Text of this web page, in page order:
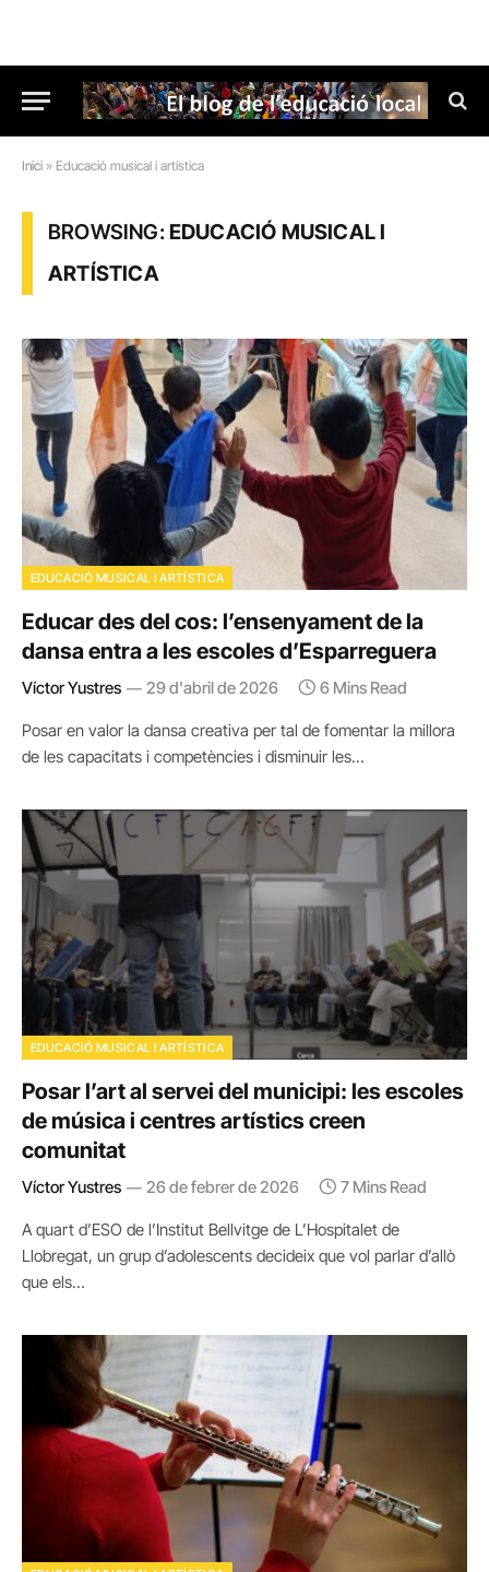
Inici » Educació musical i artística
BROWSING:EDUCACIÓ MUSICAL I
ARTÍSTICA
EDUCACIÓ MUSICAL I ARTÍSTICA
Educar des del cos: l’ensenyament de la
dansa entra a les escoles d’Esparreguera
Víctor Yustres 29 d'abril de 2026 6 Mins Read
Posar en valor la dansa creativa per tal de fomentar la millora
de les capacitats i competències i disminuir les…
EDUCACIÓ MUSICAL I ARTÍSTICA
Posar l’art al servei del municipi: les escoles
de música i centres artístics creen
comunitat
Víctor Yustres 26 de febrer de 2026 7 Mins Read
A quart d’ESO de l’Institut Bellvitge de L’Hospitalet de
Llobregat, un grup d’adolescents decideix que vol parlar d’allò
que els…